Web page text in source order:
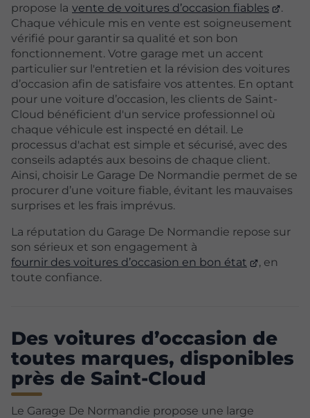
propose la vente de voitures d’occasion fiables
.
Chaque véhicule mis en vente est soigneusement
vérifié pour garantir sa qualité et son bon
fonctionnement. Votre garage met un accent
particulier sur l'entretien et la révision des voitures
d’occasion afin de satisfaire vos attentes. En optant
pour une voiture d’occasion, les clients de Saint-
Cloud bénéficient d'un service professionnel où
chaque véhicule est inspecté en détail. Le
processus d'achat est simple et sécurisé, avec des
conseils adaptés aux besoins de chaque client.
Ainsi, choisir Le Garage De Normandie permet de se
procurer d’une voiture fiable, évitant les mauvaises
surprises et les frais imprévus.
La réputation du Garage De Normandie repose sur
son sérieux et son engagement à
fournir des voitures d’occasion en bon état
, en
toute confiance.
Des voitures d’occasion de
toutes marques, disponibles
près de Saint-Cloud
Le Garage De Normandie propose une large